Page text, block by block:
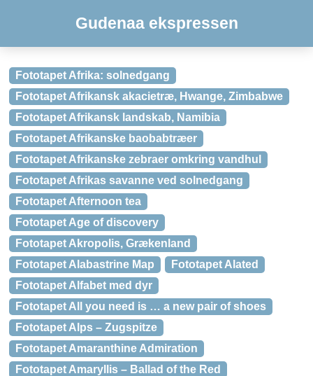
Gudenaa ekspressen
Fototapet Afrika: solnedgang
Fototapet Afrikansk akacietræ, Hwange, Zimbabwe
Fototapet Afrikansk landskab, Namibia
Fototapet Afrikanske baobabtræer
Fototapet Afrikanske zebraer omkring vandhul
Fototapet Afrikas savanne ved solnedgang
Fototapet Afternoon tea
Fototapet Age of discovery
Fototapet Akropolis, Grækenland
Fototapet Alabastrine Map
Fototapet Alated
Fototapet Alfabet med dyr
Fototapet All you need is … a new pair of shoes
Fototapet Alps – Zugspitze
Fototapet Amaranthine Admiration
Fototapet Amaryllis – Ballad of the Red